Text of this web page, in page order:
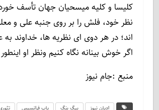
کلیسا و کلیه میسحیان جهان تأسف
نظر خود، فلش را بر روی جنبه علی و
اند؛ در هر دوی ای نظریه ها، خداوند
اگر خوش بینانه نگاه کنیم ونظر او
منبع :جام نیوز
ادیان نیوز بیگ بنگ پاپ فرانسیس